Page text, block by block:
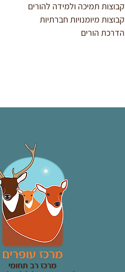
קבוצות תמיכה ולמידה להורים
קבוצות מיומנויות חברתיות
הדרכת הורים